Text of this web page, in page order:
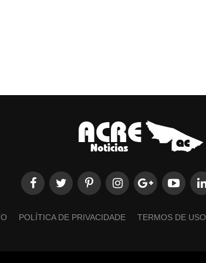
POLÍTICA DE PRIVACIDADE TERMOS DE USO